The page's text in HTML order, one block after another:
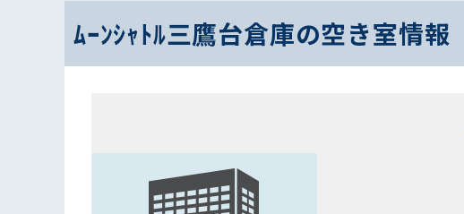
ﾑｰﾝｼｬﾄﾙ三鷹台倉庫の空き室情報